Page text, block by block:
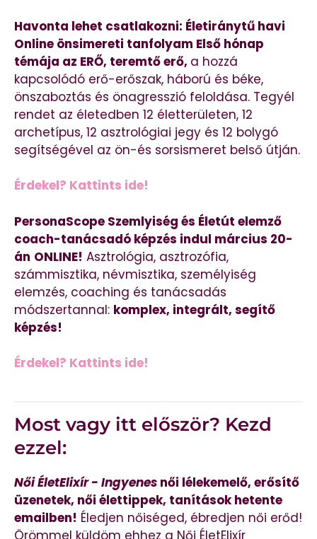
Havonta lehet csatlakozni: Életiránytű havi
Online önsimereti tanfolyam Első hónap
témája az ERŐ, teremtő erő, a hozzá
kapcsolódó erő-erőszak, háború és béke,
önszaboztás és önagresszió feloldása. Tegyél
rendet az életedben 12 életterületen, 12
archetípus, 12 asztrológiai jegy és 12 bolygó
segítségével az ön-és sorsismeret belső útján.
Érdekel? Kattints ide!
PersonaScope Szemlyiség és Életút elemző
coach-tanácsadó képzés indul március 20-
án ONLINE! Asztrológia, asztrozófia,
számmisztika, névmisztika, személyiség
elemzés, coaching és tanácsadás
módszertannal: komplex, integrált, segítő
képzés!
Érdekel? Kattints ide!
Most vagy itt először? Kezd
ezzel:
Női ÉletElixír - Ingyenes női lélekemelő, erősítő
üzenetek, női élettippek, tanítások hetente
emailben! Éledjen nőiséged, ébredjen női erőd!
Örömmel küldöm ehhez a Női ÉletElixír